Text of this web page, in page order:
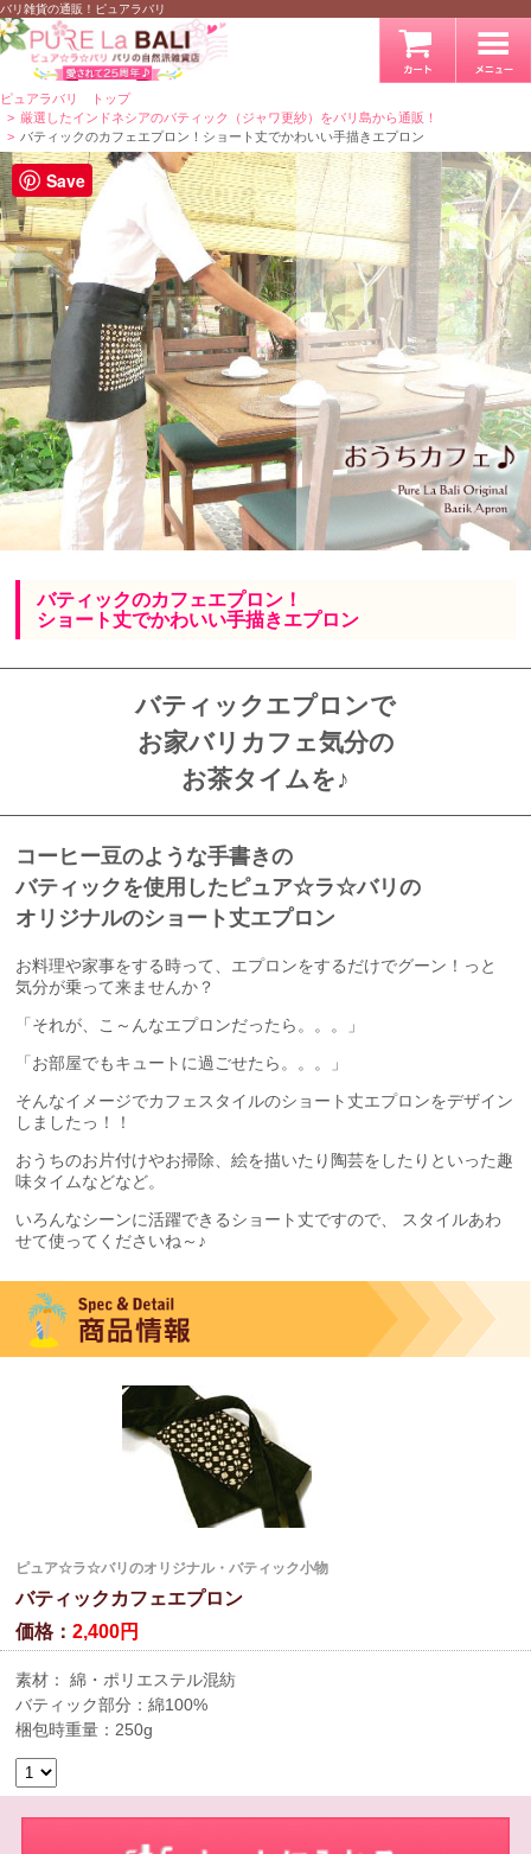
バリ雑貨の通販！ピュアラバリ
ピュアラバリ トップ
厳選したインドネシアのバティック（ジャワ更紗）をバリ島から通販！
バティックのカフェエプロン！ショート丈でかわいい手描きエプロン
バティックのカフェエプロン！
ショート丈でかわいい手描きエプロン
バティックエプロンで
お家バリカフェ気分の
お茶タイムを♪
コーヒー豆のような手書きの
バティックを使用したピュア☆ラ☆バリの
オリジナルのショート丈エプロン
お料理や家事をする時って、エプロンをするだけでグーン！っと
気分が乗って来ませんか？
「それが、こ～んなエプロンだったら。。。」
「お部屋でもキュートに過ごせたら。。。」
そんなイメージでカフェスタイルのショート丈エプロンをデザイン
しましたっ！！
おうちのお片付けやお掃除、絵を描いたり陶芸をしたりといった趣
味タイムなどなど。
いろんなシーンに活躍できるショート丈ですので、 スタイルあわ
せて使ってくださいね～♪
ピュア☆ラ☆バリのオリジナル・バティック小物
バティックカフェエプロン
価格：2,400円
素材： 綿・ポリエステル混紡
バティック部分：綿100%
梱包時重量：250g
Save